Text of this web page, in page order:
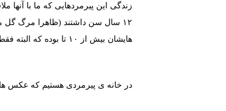
هایشان بیش از ۱۰ تا بوده که البته فقط ۴ یا ۵ نفرشان زنده مانده اند.
در خانه ی پیرمردی هستیم که عکس